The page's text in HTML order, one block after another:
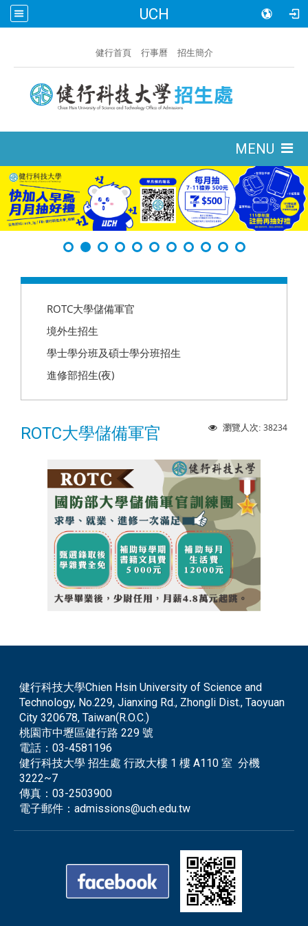
UCH
健行首頁 行事曆 招生簡介
MENU
ROTC大學儲備軍官
境外生招生
學士學分班及碩士學分班招生
進修部招生(夜)
瀏覽人次: 38234
ROTC大學儲備軍官
健行科技大學Chien Hsin University of Science and
Technology, No.229, Jianxing Rd., Zhongli Dist., Taoyuan
City 320678, Taiwan(R.O.C.)
桃園市中壢區健行路 229 號
電話：03-4581196
健行科技大學 招生處 行政大樓 1 樓 A110 室 分機
3222~7
傳真：03-2503900
電子郵件：admissions@uch.edu.tw